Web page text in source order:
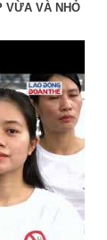
VỪA VÀ NHỎ